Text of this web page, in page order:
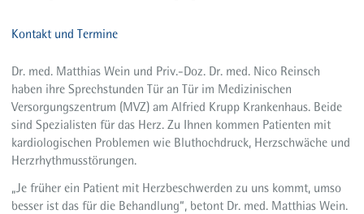
Mediathek
Kontakt und Termine
Dr. med. Matthias Wein und Priv.-Doz. Dr. med. Nico Reinsch
haben ihre Sprechstunden Tür an Tür im Medizinischen
Versorgungszentrum (MVZ) am Alfried Krupp Krankenhaus. Beide
sind Spezialisten für das Herz. Zu Ihnen kommen Patienten mit
kardiologischen Problemen wie Bluthochdruck, Herzschwäche und
Herzrhythmusstörungen.
„Je früher ein Patient mit Herzbeschwerden zu uns kommt, umso
besser ist das für die Behandlung“, betont Dr. med. Matthias Wein.